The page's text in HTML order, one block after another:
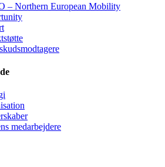
– Northern European Mobility
medarbejdere